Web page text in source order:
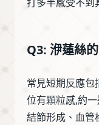
Q3: 洢蓮絲
常見短期反應包
位有顆粒感,約
結節形成、血管